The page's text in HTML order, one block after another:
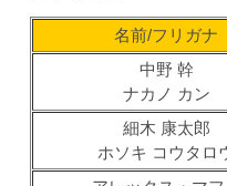
名前/フリガナ
中野 幹
ナカノ カン
細木 康太郎
ホソキ コウタロ